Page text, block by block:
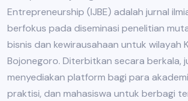
Entrepreneurship (IJBE) adalah jurnal
berfokus pada diseminasi penelitian
bisnis dan kewirausahaan untuk wilayah
Bojonegoro. Diterbitkan secara berkala,
menyediakan platform bagi para
praktisi, dan mahasiswa untuk berbagi